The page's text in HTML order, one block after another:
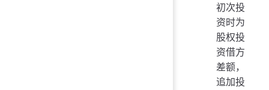
初次投
资时为
股权投
资借方
差额，
追加投